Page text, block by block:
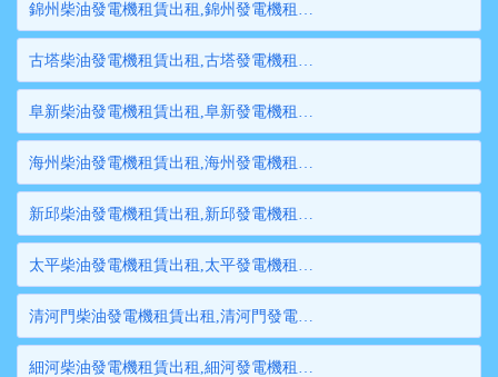
錦州柴油發電機租賃出租,錦州發電機租賃,錦州發電機出租,錦州大型發電機租賃,錦州大型發電機出租
古塔柴油發電機租賃出租,古塔發電機租賃,古塔發電機出租,古塔大型發電機租賃,古塔大型發電機出租
阜新柴油發電機租賃出租,阜新發電機租賃,阜新發電機出租,阜新大型發電機租賃,阜新大型發電機出租
海州柴油發電機租賃出租,海州發電機租賃,海州發電機出租,海州大型發電機租賃,海州大型發電機出租
新邱柴油發電機租賃出租,新邱發電機租賃,新邱發電機出租,新邱大型發電機租賃,新邱大型發電機出租
太平柴油發電機租賃出租,太平發電機租賃,太平發電機出租,太平大型發電機租賃,太平大型發電機出租
清河門柴油發電機租賃出租,清河門發電機租賃,清河門發電機出租,清河門大型發電機租賃,清河門大型發電機出租
細河柴油發電機租賃出租,細河發電機租賃,細河發電機出租,細河大型發電機租賃,細河大型發電機出租